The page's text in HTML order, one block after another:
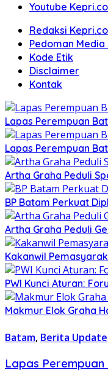
Youtube
Redaksi
Pedoman Media
Kode Etik
Disclaimer
Kontak
Lapas Perempuan
Lapas Perempuan
Artha Graha Peduli
BP Batam Perkuat
Artha Graha Peduli
Kakanwil
PWI Kunci Aturan:
Makmur Elok Graha
Batam, Berita Update
Lapas